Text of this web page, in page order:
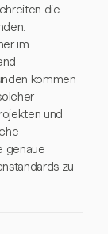
die
im
kommen
und
genaue
zu